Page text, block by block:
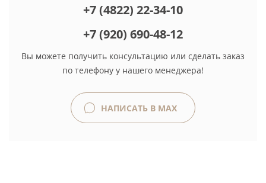
+7 (4822) 22-34-10
+7 (920) 690-48-12
Вы можете получить консультацию или сделать заказ
по телефону у нашего менеджера!
НАПИСАТЬ В MAX